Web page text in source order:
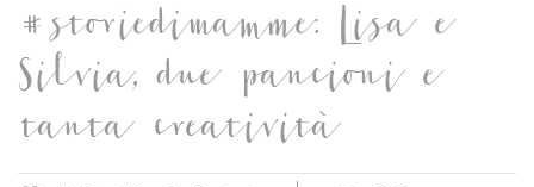
#storiedimamme: Lisa e
Silvia, due pancioni e
tanta creatività